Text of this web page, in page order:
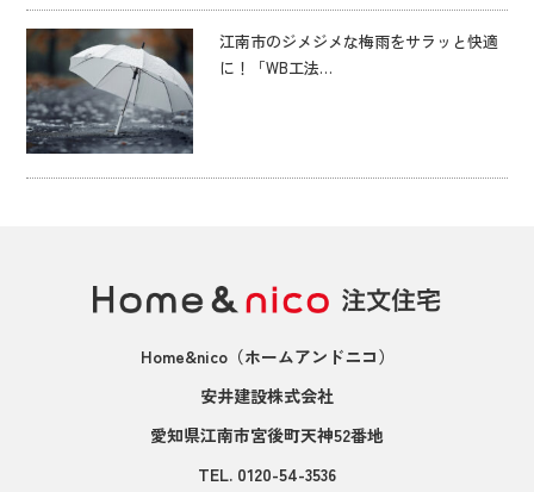
江南市のジメジメな梅雨をサラッと快適
に！「WB工法…
Home&nico（ホームアンドニコ）
安井建設株式会社
愛知県江南市宮後町天神52番地
TEL. 0120-54-3536